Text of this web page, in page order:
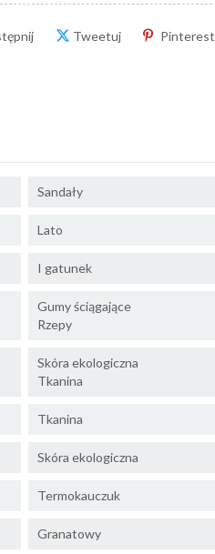
Tweetuj Pinterest
Sandały
Lato
I gatunek
Gumy ściągające
Rzepy
Skóra ekologiczna
Tkanina
Tkanina
Skóra ekologiczna
Termokauczuk
Granatowy